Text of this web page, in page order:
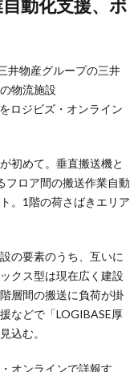
井物産グループの三井
物流施設
ロジビズ・オンライン
初めて。垂直搬送機と
フロア間の搬送作業自動
。1階の荷さばきエリア
の要素のうち、互いに
クス型は現在広く建設
層間の搬送に負荷が掛
などで「LOGIBASE厚
込む。
オンラインで詳報す